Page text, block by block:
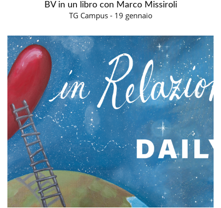
BV in un libro con Marco Missiroli
TG Campus - 19 gennaio